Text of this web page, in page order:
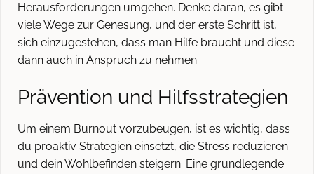
Herausforderungen umgehen. Denke daran, es gibt
viele Wege zur Genesung, und der erste Schritt ist,
sich einzugestehen, dass man Hilfe braucht und diese
dann auch in Anspruch zu nehmen.
Prävention und Hilfsstrategien
Um einem Burnout vorzubeugen, ist es wichtig, dass
du proaktiv Strategien einsetzt, die Stress reduzieren
und dein Wohlbefinden steigern. Eine grundlegende